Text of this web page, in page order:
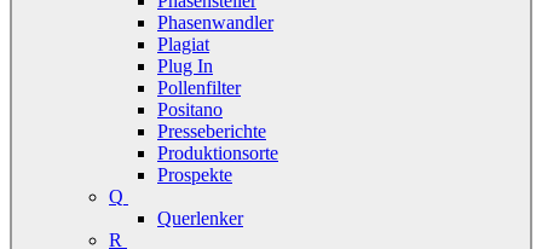
Phasenwandler
Plagiat
Plug In
Pollenfilter
Positano
Presseberichte
Produktionsorte
Prospekte
Q
Querlenker
R